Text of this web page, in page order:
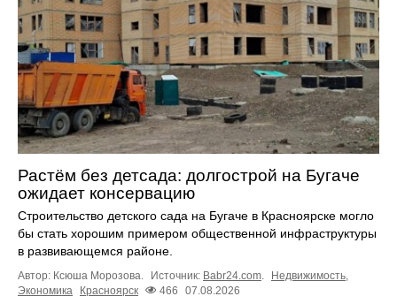
Растём без детсада: долгострой на Бугаче
ожидает консервацию
Строительство детского сада на Бугаче в Красноярске могло
бы стать хорошим примером общественной инфраструктуры
в развивающемся районе.
Автор: Ксюша Морозова. Источник: Babr24.com. Недвижимость,
Экономика
Красноярск 466 07.08.2026